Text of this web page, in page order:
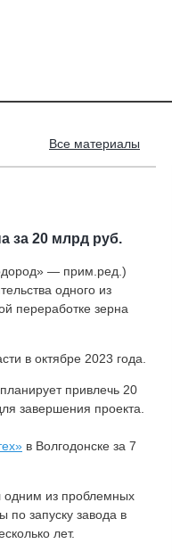
Все материалы
за 20 млрд руб.
— прим.ред.)
одного из
переработке зерна
в октябре 2023 года.
привлечь 20
завершения проекта.
в Волгодонске за 7
одним из проблемных
по запуску завода в
лет.